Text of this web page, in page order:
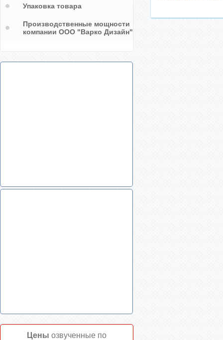
Упаковка товара
Производственные мощности
компании ООО "Варко Дизайн"
Цены озвученные по